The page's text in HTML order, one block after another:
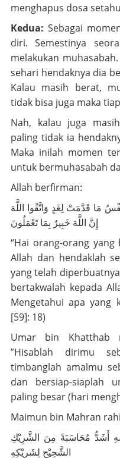
menghapus dosa
Kedua: Sebagai
diri. Semestinya
melakukan
sehari hendaknya dia
Kalau masih berat,
tidak bisa juga maka
Nah, kalau juga
paling tidak ia
Maka inilah momen
untuk bermuhasabah
Allah berfirman:
نَفْسٌ مَا قَدَّمَتْ لِغَدٍ وَاتَّقُوا اللَّهَ
إِنَّ اللَّهَ خَبِيرٌ بِمَا تَعْمَلُونَ
“Hai orang-orang
Allah dan hendaklah
yang telah
bertakwalah kepada
Mengetahui apa yang
[59]: 18)
Umar bin Khatthab
”Hisablah dirimu
timbanglah amalmu
dan bersiap-siaplah
paling besar (hari
Maimun bin Mahran
أَشَدُّ مُحَاسَبَةً مِنَ الشَّرِيْكِ
الشَّحِيْحِ لِشَرِيْكِهِ